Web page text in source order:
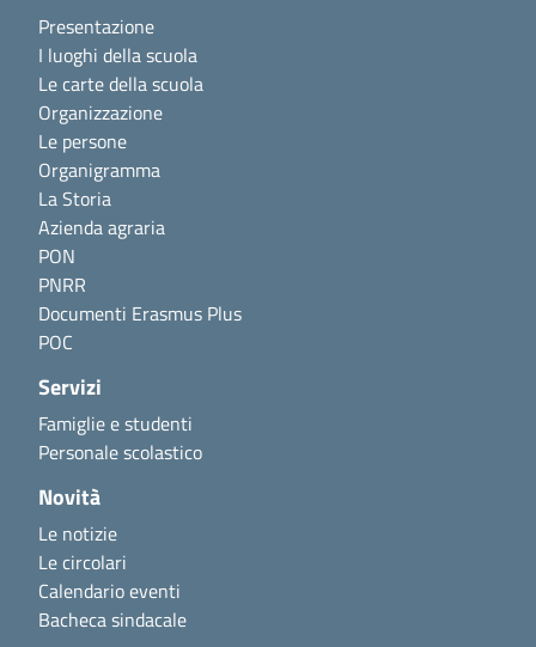
Presentazione
I luoghi della scuola
Le carte della scuola
Organizzazione
Le persone
Organigramma
La Storia
Azienda agraria
PON
PNRR
Documenti Erasmus Plus
POC
Servizi
Famiglie e studenti
Personale scolastico
Novità
Le notizie
Le circolari
Calendario eventi
Bacheca sindacale